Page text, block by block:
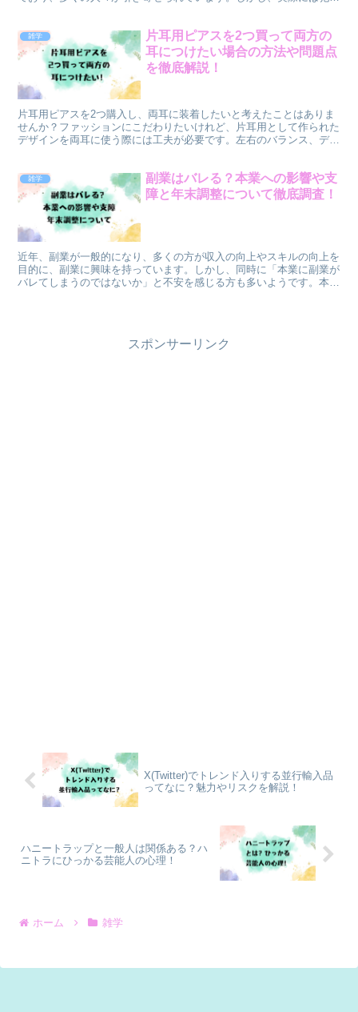
雑学
片耳用ピアスを2つ買って両方の
耳につけたい場合の方法や問題点
を徹底解説！
片耳用ピアスを2つ購入し、両耳に装着したいと考えたことはありま
せんか？ファッションにこだわりたいけれど、片耳用として作られた
デザインを両耳に使う際には工夫が必要です。左右のバランス、デザ
雑学
副業はバレる？本業への影響や支
障と年末調整について徹底調査！
近年、副業が一般的になり、多くの方が収入の向上やスキルの向上を
目的に、副業に興味を持っています。しかし、同時に「本業に副業が
バレてしまうのではないか」と不安を感じる方も多いようです。本業
スポンサーリンク
X(Twitter)でトレンド入りする並行輸入品
ってなに？魅力やリスクを解説！
ハニートラップと一般人は関係ある？ハ
ニトラにひっかる芸能人の心理！
ホーム 雑学